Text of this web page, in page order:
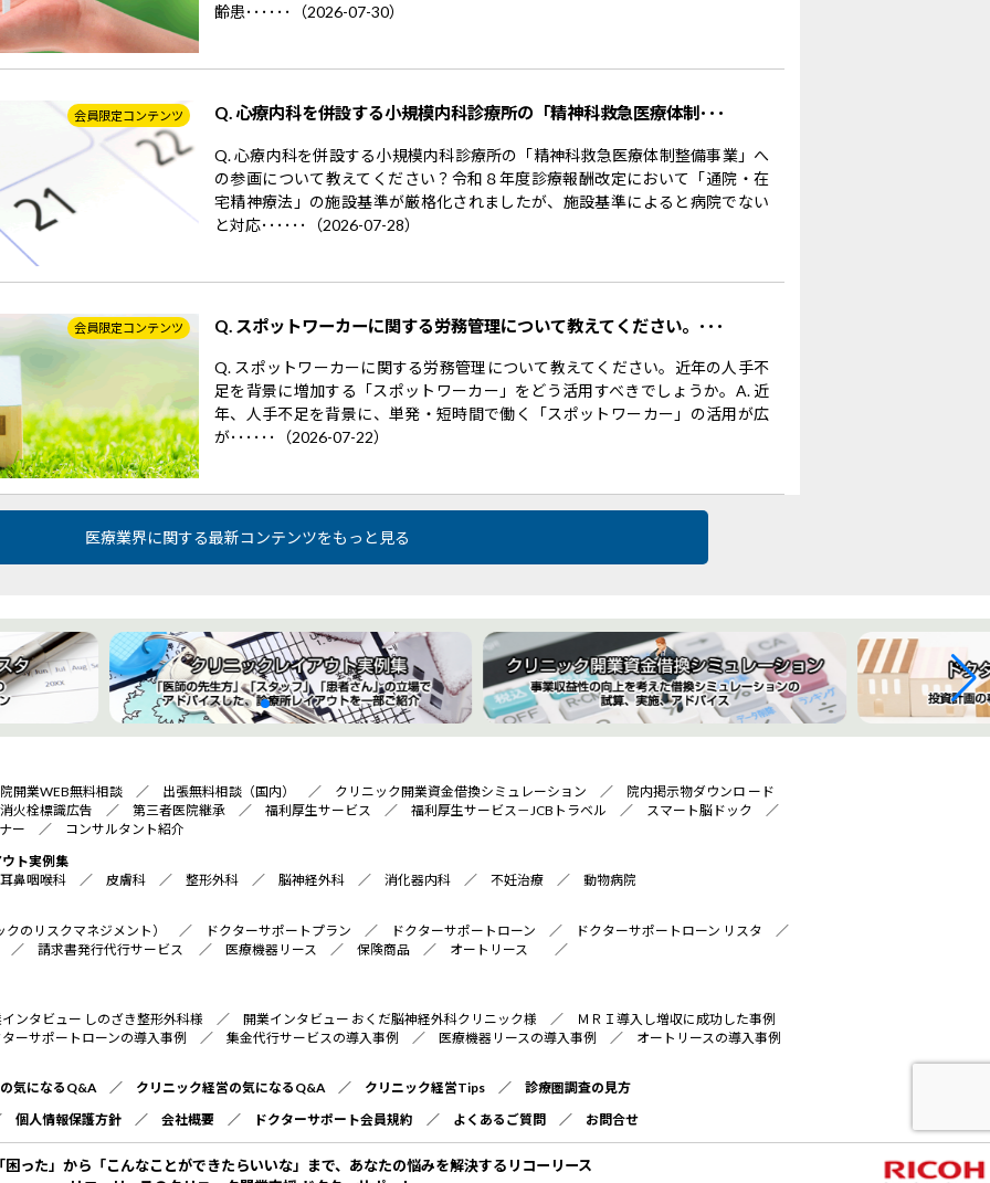
齢患･･････（2026-07-30）
会員限定コンテンツ Q. 心療内科を併設する小規模内科診療所の「精神科救急医療体制･･･
Q. 心療内科を併設する小規模内科診療所の「精神科救急医療体制整備事業」へ
の参画について教えてください？令和８年度診療報酬改定において「通院・在
宅精神療法」の施設基準が厳格化されましたが、施設基準によると病院でない
と対応･･････（2026-07-28）
会員限定コンテンツ Q. スポットワーカーに関する労務管理について教えてください。･･･
Q. スポットワーカーに関する労務管理について教えてください。近年の人手不
足を背景に増加する「スポットワーカー」をどう活用すべきでしょうか。A. 近
年、人手不足を背景に、単発・短時間で働く「スポットワーカー」の活用が広
が･･････（2026-07-22）
医療業界に関する最新コンテンツをもっと見る
開業WEB無料相談 ／ 出張無料相談（国内） ／ クリニック開業資金借換シミュレーション ／ 院内掲示物ダウンロ ード
消火栓標識広告 ／ 第三者医院継承 ／ 福利厚生サービス ／ 福利厚生サービス－JCBトラベル ／ スマート脳ドック ／
ー ／ コンサルタント紹介
ト実例集
耳鼻咽喉科 ／ 皮膚科 ／ 整形外科 ／ 脳神経外科 ／ 消化器内科 ／ 不妊治療 ／ 動物病院
のリスクマネジメント） ／ ドクターサポートプラン ／ ドクターサポートローン ／ ドクターサポートローン リスタ ／
請求書発行代行サービス ／ 医療機器リース ／ 保険商品 ／ オートリース ／
ンタビュー しのざき整形外科様 ／ 開業インタビュー おくだ脳神経外科クリニック様 ／
ＭＲＩ導入し増収に成功した事例
ーサポートローンの導入事例 ／ 集金代行サービスの導入事例 ／ 医療機器リースの導入事例 ／ オートリースの導入事例
気になるQ&A／ クリニック経営の気になるQ&A／ クリニック経営Tips ／ 診療圏調査の見方
個人情報保護方針 ／ 会社概要 ／ ドクターサポート会員規約 ／ よくあるご質問 ／ お問合せ
った」から「こんなことができたらいいな」まで、あなたの悩みを解決するリコーリース